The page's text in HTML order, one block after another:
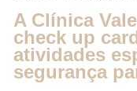
A Clínica
check up
atividades
segurança